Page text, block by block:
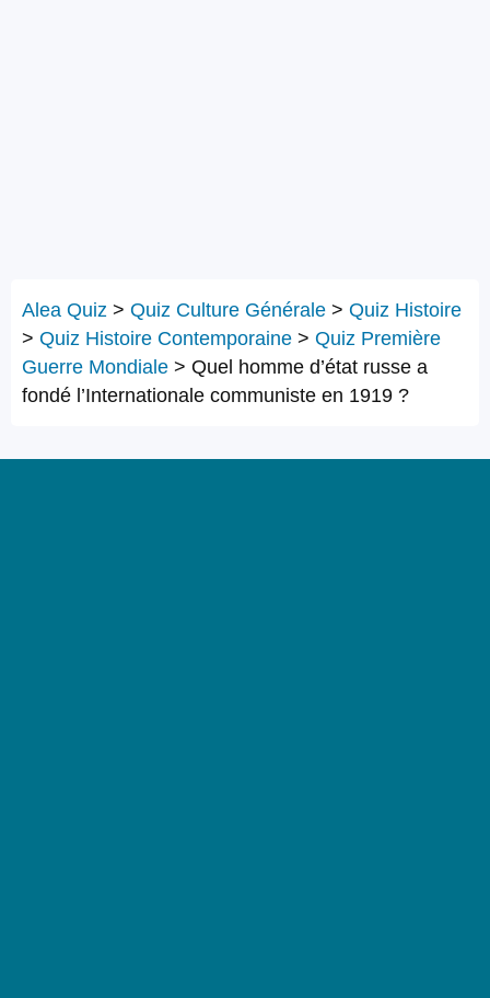
Alea Quiz > Quiz Culture Générale > Quiz Histoire
> Quiz Histoire Contemporaine > Quiz Première
Guerre Mondiale > Quel homme d’état russe a
fondé l’Internationale communiste en 1919 ?